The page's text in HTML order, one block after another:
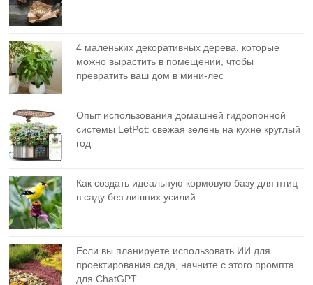
4 маленьких декоративных дерева, которые
можно вырастить в помещении, чтобы
превратить ваш дом в мини-лес
Опыт использования домашней гидропонной
системы LetPot: свежая зелень на кухне круглый
год
Как создать идеальную кормовую базу для птиц
в саду без лишних усилий
Если вы планируете использовать ИИ для
проектирования сада, начните с этого промпта
для ChatGPT